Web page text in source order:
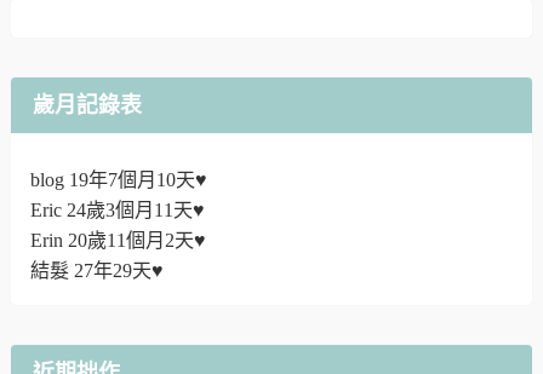
歲月記錄表
blog 19年7個月10天♥
Eric 24歲3個月11天♥
Erin 20歲11個月2天♥
結髮 27年29天♥